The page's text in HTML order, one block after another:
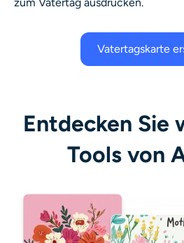
zum Vatertag ausdrucken.
Vatertagskarte
Entdecken Sie
Tools von